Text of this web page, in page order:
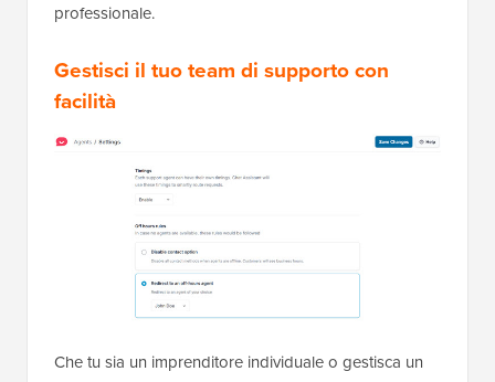
professionale.
Gestisci il tuo team di supporto con
facilità
Che tu sia un imprenditore individuale o gestisca un